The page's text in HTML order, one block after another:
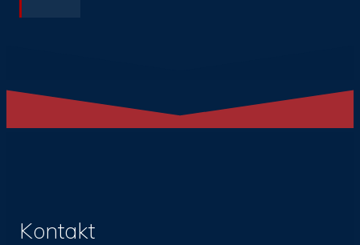
Kontakt